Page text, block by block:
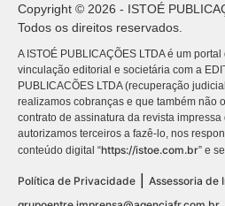
Copyright © 2026 - ISTOÉ
Todos os direitos reservados.
A ISTOÉ PUBLICAÇÕES LTDA é um
vinculação editorial e societária com a
PUBLICACÕES LTDA (recuperação
realizamos cobranças e que também não
contrato de assinatura da revista
autorizamos terceiros a fazê-lo, nos
conteúdo digital “https://istoe.com.br” e
Política de Privacidade | Assessoria de